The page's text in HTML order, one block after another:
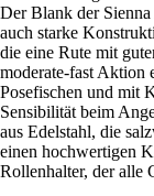
Der Blank der
auch starke
die eine Rute mit
moderate-fast Aktion
Posefischen und mit
Sensibilität beim
aus Edelstahl, die
einen hochwertigen
Rollenhalter, der alle